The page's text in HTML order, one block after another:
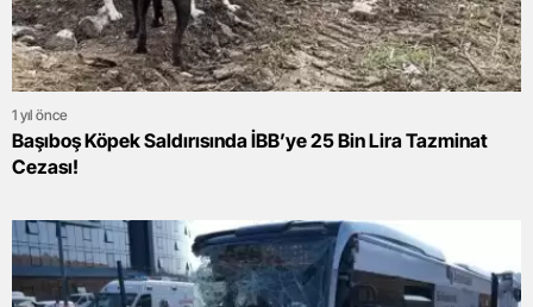
1 yıl önce
Başıboş Köpek Saldırısında İBB’ye 25 Bin Lira Tazminat
Cezası!